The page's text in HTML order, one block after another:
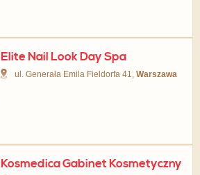
Elite Nail Look Day Spa
ul. Generała Emila Fieldorfa 41,Warszawa
Kosmedica Gabinet Kosmetyczny